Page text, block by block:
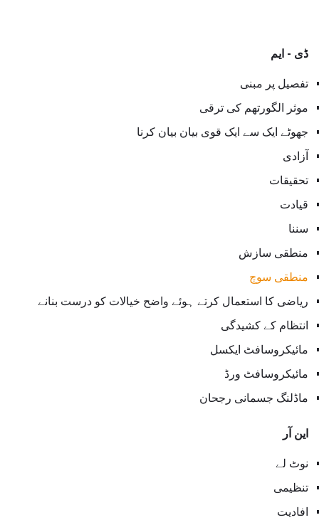
ڈی - ایم
تفصیل پر مبنی
موثر الگورتھم کی ترقی
جھوٹے ایک سے ایک قوی بیان بیان کرنا
آزادی
تحقیقات
قیادت
سننا
منطقی سازش
منطقی سوچ
ریاضی کا استعمال کرتے ہوئے واضح خیالات کو درست بنانے
انتظام کے کشیدگی
مائیکروسافٹ ایکسل
مائیکروسافٹ ورڈ
ماڈلنگ جسمانی رجحان
این آر
نوٹ لے
تنظیمی
افادیت